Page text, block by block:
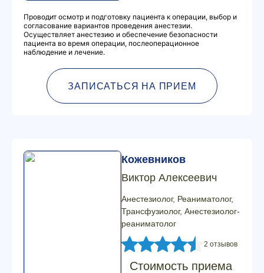
Проводит осмотр и подготовку пациента к операции, выбор и
согласование вариантов проведения анестезии.
Осуществляет анестезию и обеспечение безопасности
пациента во время операции, послеоперационное
наблюдение и лечение.
ЗАПИСАТЬСЯ НА ПРИЕМ
Кожевников
Виктор Алексеевич
Анестезиолог, Реаниматолог,
Трансфузиолог, Анестезиолог-
реаниматолог
2 отзывов
Стоимость приема